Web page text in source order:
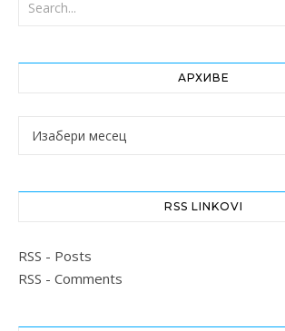
АРХИВЕ
Архиве
RSS LINKOVI
RSS - Posts
RSS - Comments